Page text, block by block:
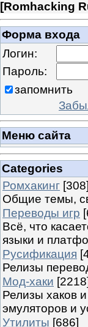
[Romhacking
Форма входа
Логин:
Пароль:
запомнить
Меню сайта
Categories
Ромхакинг [308]
Общие темы,
Переводы игр
Всё, что
языки и
Русификация
Релизы
Мод-хаки [2218]
Релизы хаков
эмуляторов и
Утилиты [686]